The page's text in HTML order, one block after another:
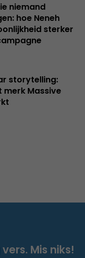
niemand
hoe Neneh
sterker
storytelling:
merk Massive
Mis niks!